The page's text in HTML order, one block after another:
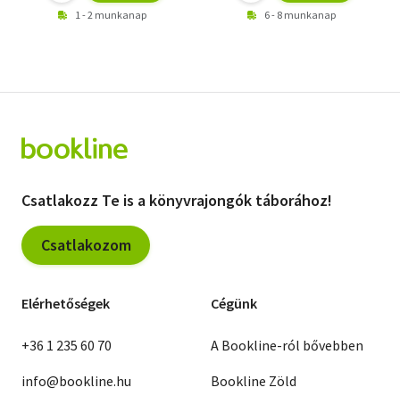
1 - 2 munkanap 6 - 8 munkanap
Csatlakozz Te is a könyvrajongók táborához!
Csatlakozom
Elérhetőségek
+36 1 235 60 70
info@bookline.hu
Cégünk
A Bookline-ról bővebben
Bookline Zöld